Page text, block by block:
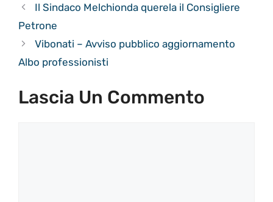
Il Sindaco Melchionda querela il Consigliere
Petrone
Vibonati – Avviso pubblico aggiornamento
Albo professionisti
Lascia Un Commento